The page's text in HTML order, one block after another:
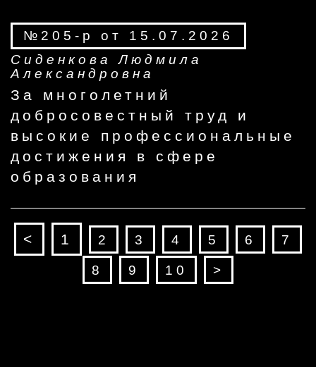
№205-р от 15.07.2026
Сиденкова Людмила
Александровна
За многолетний
добросовестный труд и
высокие профессиональные
достижения в сфере
образования
< 1 2 3 4 5 6 7
8 9 10 >